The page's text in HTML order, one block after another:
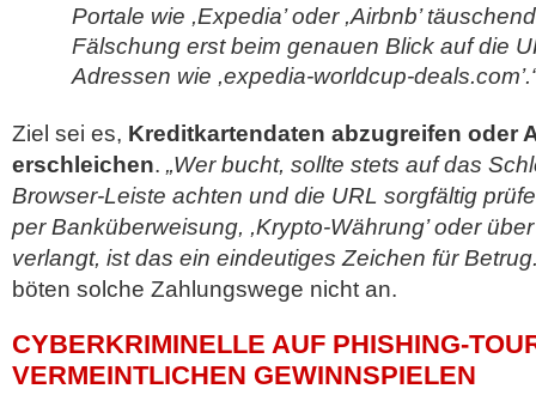
Portale wie ,Expedia’ oder ,Airbnb’
Fälschung erst beim genauen Blick auf die
Adressen wie ,expedia-worldcup-
Ziel sei es, Kreditkartendaten abzugreifen oder
erschleichen. „Wer bucht, sollte stets auf das
Browser-Leiste achten und die URL sorgfältig
per Banküberweisung, ,Krypto-Währung’ oder
verlangt, ist das ein eindeutiges Zeichen für
böten solche Zahlungswege nicht an.
CYBERKRIMINELLE AUF PHISHING-
VERMEINTLICHEN GEWINNSPIELEN